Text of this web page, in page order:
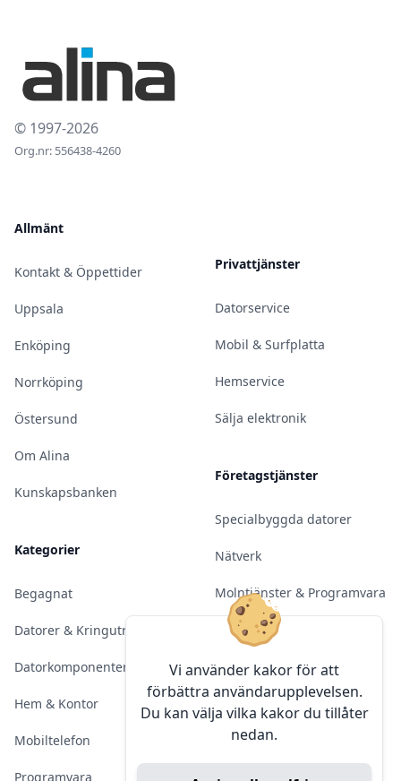
Vi använder kakor för att
förbättra användarupplevelsen.
Du kan välja vilka kakor du tillåter
nedan.
© 1997-2026
Org.nr: 556438-4260
Allmänt
Kontakt & Öppettider
Uppsala
Enköping
Norrköping
Östersund
Om Alina
Kunskapsbanken
Kategorier
Begagnat
Datorer & Kringutrustning
Datorkomponenter
Hem & Kontor
Mobiltelefon
Programvara
Privattjänster
Datorservice
Mobil & Surfplatta
Hemservice
Sälja elektronik
Företagstjänster
Specialbyggda datorer
Nätverk
Molntjänster & Programvara
Server & Backup
Kameraövervakning
Konferens & Public Display
Sälja elektronik